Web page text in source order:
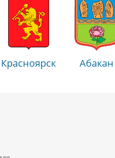
Красноярск Абакан